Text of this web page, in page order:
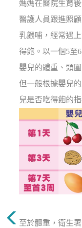
媽媽在醫院生育
醫護人員跟進照
乳餵哺，經常遇
得飽。以一個5至
嬰兒的體重、頭
但一般根據嬰兒
兒是否吃得飽的指
至於體重，衛生